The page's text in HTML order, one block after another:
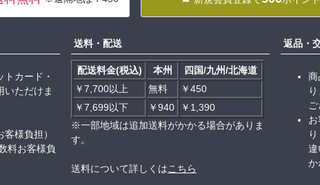
カード・
いただけま
様負担）
料お客様負
送料・配送
配送料金(税込) 本州
四国/九州/北海道
￥7,700以上
無料
￥450
￥7,699以下
￥940
￥1,390
※一部地域は追加送料がかかる場合がありま
す。
送料について詳しくはこちら
返品・
商
違
か